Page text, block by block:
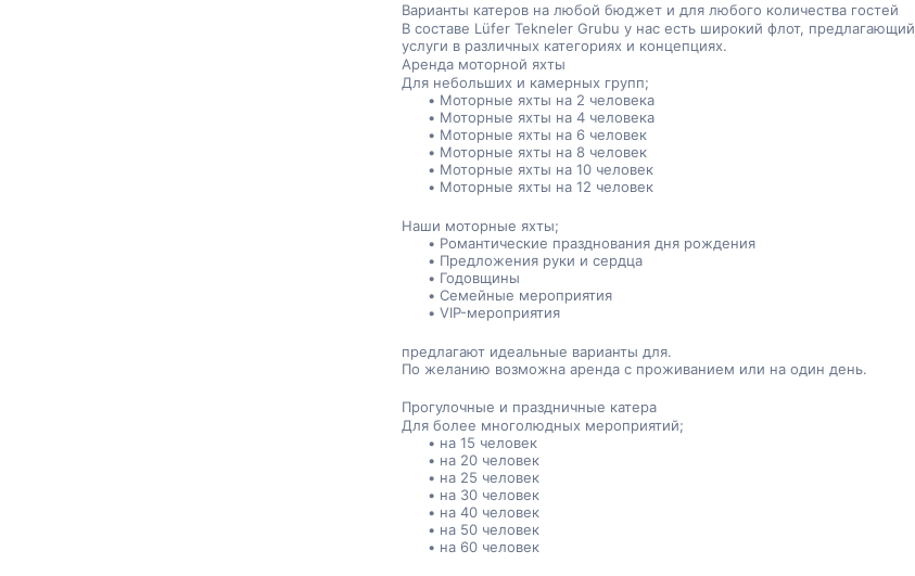
Варианты катеров на любой бюджет и для любого количества гостей
В составе Lüfer Tekneler Grubu у нас есть широкий флот, предлагающий
услуги в различных категориях и концепциях.
Аренда моторной яхты
Для небольших и камерных групп;
Моторные яхты на 2 человека
Моторные яхты на 4 человека
Моторные яхты на 6 человек
Моторные яхты на 8 человек
Моторные яхты на 10 человек
Моторные яхты на 12 человек
Наши моторные яхты;
Романтические празднования дня рождения
Предложения руки и сердца
Годовщины
Семейные мероприятия
VIP-мероприятия
предлагают идеальные варианты для.
По желанию возможна аренда с проживанием или на один день.
Прогулочные и праздничные катера
Для более многолюдных мероприятий;
на 15 человек
на 20 человек
на 25 человек
на 30 человек
на 40 человек
на 50 человек
на 60 человек